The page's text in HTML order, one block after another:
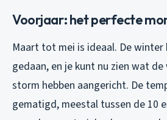
Voorjaar: het perfecte
Maart tot mei is ideaal. De winter
gedaan, en je kunt nu zien wat
storm hebben aangericht. De
gematigd, meestal tussen de 10